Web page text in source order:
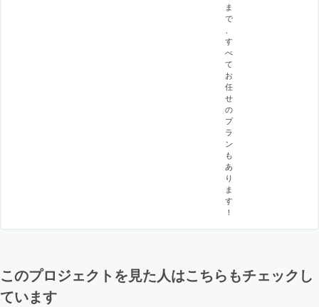
ま
で
す
べ
て
お
任
せ
の
プ
ラ
ン
も
あ
り
ま
す
！
このプロジェクトを見た人はこちらもチェックし
ています